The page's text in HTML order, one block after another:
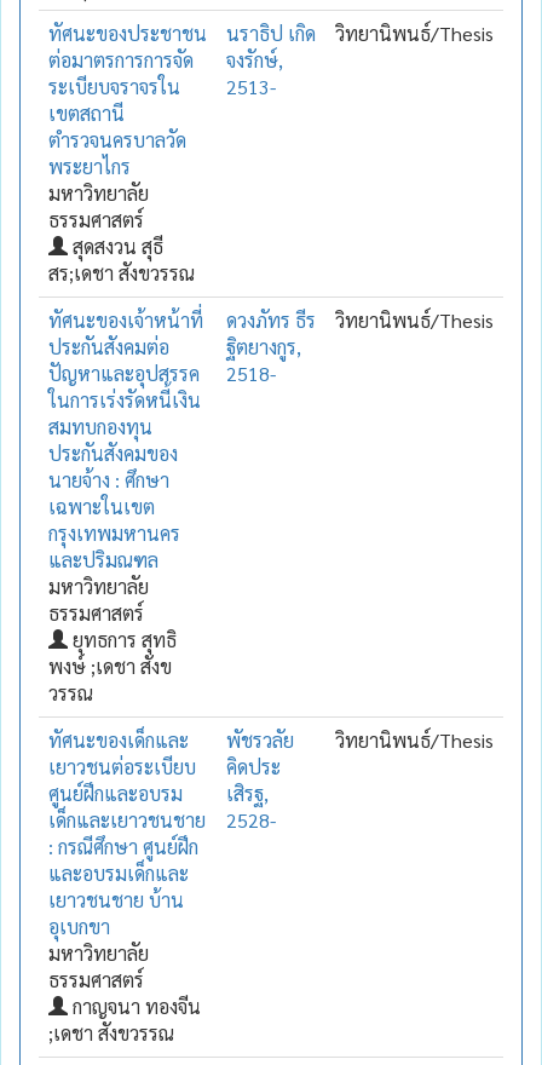
ทัศนะของประชาชน
ต่อมาตรการการจัด
ระเบียบจราจรใน
เขตสถานี
ตำรวจนครบาลวัด
พระยาไกร
มหาวิทยาลัย
ธรรมศาสตร์
สุดสงวน สุธี
สร;เดชา สังขวรรณ
นราธิป เกิด
จงรักษ์,
2513-
วิทยานิพนธ์/Thesis
ทัศนะของเจ้าหน้าที่
ประกันสังคมต่อ
ปัญหาและอุปสรรค
ในการเร่งรัดหนี้เงิน
สมทบกองทุน
ประกันสังคมของ
นายจ้าง : ศึกษา
เฉพาะในเขต
กรุงเทพมหานคร
และปริมณฑล
มหาวิทยาลัย
ธรรมศาสตร์
ยุทธการ สุทธิ
พงษ์ ;เดชา สังข
วรรณ
ดวงภัทร ธีร
ฐิตยางกูร,
2518-
วิทยานิพนธ์/Thesis
ทัศนะของเด็กและ
เยาวชนต่อระเบียบ
ศูนย์ฝึกและอบรม
เด็กและเยาวชนชาย
: กรณีศึกษา ศูนย์ฝึก
และอบรมเด็กและ
เยาวชนชาย บ้าน
อุเบกขา
มหาวิทยาลัย
ธรรมศาสตร์
กาญจนา ทองจีน
;เดชา สังขวรรณ
พัชรวลัย
คิดประ
เสิรฐ,
2528-
วิทยานิพนธ์/Thesis